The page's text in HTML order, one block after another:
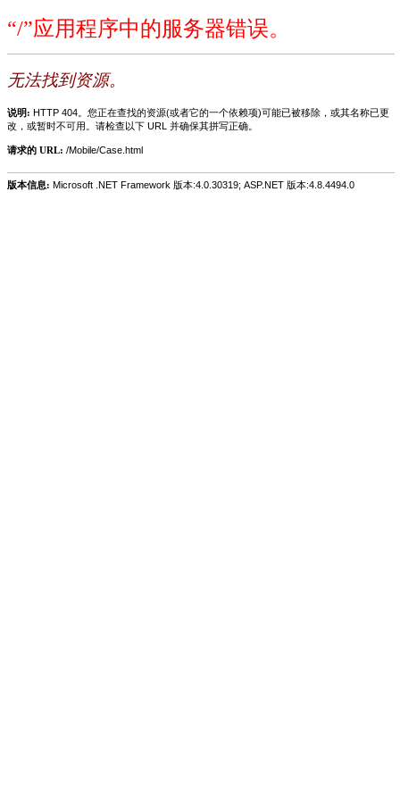
“/”应用程序中的服务器错误。
无法找到资源。
说明: HTTP 404。您正在查找的资源(或者它的一个依赖项)可能已被移除，或其名称已更
改，或暂时不可用。请检查以下 URL 并确保其拼写正确。
请求的 URL: /Mobile/Case.html
版本信息: Microsoft .NET Framework 版本:4.0.30319; ASP.NET 版本:4.8.4494.0